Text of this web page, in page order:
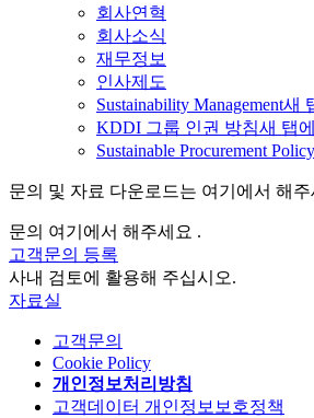
회사연혁
회사소식
재무정보
인사제도
Sustainability Management새
KDDI 그룹 인권 방침새 탭
Sustainable Procurement Policy
문의 및 자료 다운로드는 여기에서 해주
문의 여기에서 해주세요 .
고객문의 등록
사내 검토에 활용해 주십시오.
자료실
고객문의
Cookie Policy
개인정보처리방침
고객데이터 개인정보보호정책